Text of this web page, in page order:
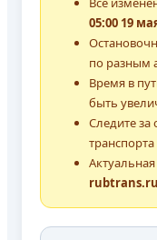
05:00 19
по разным
Время в
быть
Следите за
транспорта
rubtrans.ru